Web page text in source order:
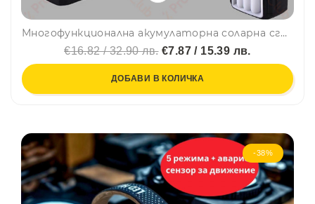
Многофункционална акумулаторна соларна сгъваема висяща лампа XF-527
€16.82 / 32.90 лв.€7.87 / 15.39 лв.
ДОБАВИ В КОЛИЧКА
-38%